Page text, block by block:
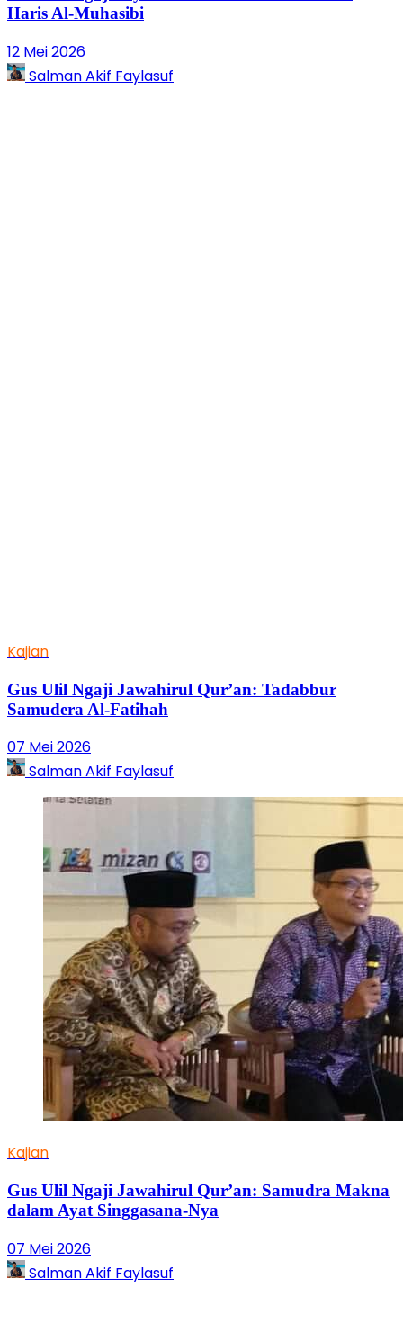
Haris Al-Muhasibi
12 Mei 2026
Salman Akif Faylasuf
Kajian
Gus Ulil Ngaji Jawahirul Qur’an: Tadabbur
Samudera Al-Fatihah
07 Mei 2026
Salman Akif Faylasuf
Kajian
Gus Ulil Ngaji Jawahirul Qur’an: Samudra Makna
dalam Ayat Singgasana-Nya
07 Mei 2026
Salman Akif Faylasuf